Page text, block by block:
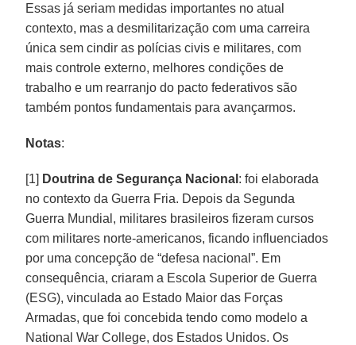
Essas já seriam medidas importantes no atual
contexto, mas a desmilitarização com uma carreira
única sem cindir as polícias civis e militares, com
mais controle externo, melhores condições de
trabalho e um rearranjo do pacto federativos são
também pontos fundamentais para avançarmos.
Notas:
[1] Doutrina de Segurança Nacional : foi elaborada
no contexto da Guerra Fria. Depois da Segunda
Guerra Mundial, militares brasileiros fizeram cursos
com militares norte-americanos, ficando influenciados
por uma concepção de “defesa nacional”. Em
consequência, criaram a Escola Superior de Guerra
(ESG), vinculada ao Estado Maior das Forças
Armadas, que foi concebida tendo como modelo a
National War College, dos Estados Unidos. Os